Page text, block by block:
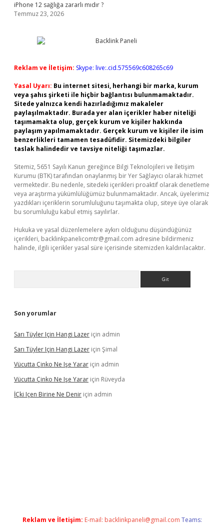
iPhone 12 sağlığa zararlı mıdır ?
Temmuz 23, 2026
Reklam ve İletişim: Skype: live:.cid.575569c608265c69
Yasal Uyarı: Bu internet sitesi, herhangi bir marka, kurum
veya şahıs şirketi ile hiçbir bağlantısı bulunmamaktadır.
Sitede yalnızca kendi hazırladığımız makaleler
paylaşılmaktadır. Burada yer alan içerikler haber niteliği
taşımamakta olup, gerçek kurum ve kişiler hakkında
paylaşım yapılmamaktadır. Gerçek kurum ve kişiler ile isim
benzerlikleri tamamen tesadüfidir. Sitemizdeki bilgiler
taslak halindedir ve tavsiye niteliği taşımazlar.
Sitemiz, 5651 Sayılı Kanun gereğince Bilgi Teknolojileri ve İletişim
Kurumu (BTK) tarafından onaylanmış bir Yer Sağlayıcı olarak hizmet
vermektedir. Bu nedenle, sitedeki içerikleri proaktif olarak denetleme
veya araştırma yükümlülüğümüz bulunmamaktadır. Ancak, üyelerimiz
yazdıkları içeriklerin sorumluluğunu taşımakta olup, siteye üye olarak
bu sorumluluğu kabul etmiş sayılırlar.
Hukuka ve yasal düzenlemelere aykırı olduğunu düşündüğünüz
içerikleri, backlinkpanelicomtr@gmail.com adresine bildirmeniz
halinde, ilgili içerikler yasal süre içerisinde sitemizden kaldırılacaktır.
Son yorumlar
Sarı Tüyler Için Hangi Lazer için admin
Sarı Tüyler Için Hangi Lazer için Şimal
Vücutta Çinko Ne Işe Yarar için admin
Vücutta Çinko Ne Işe Yarar için Rüveyda
İÇki Içen Birine Ne Denir için admin
Reklam ve İletişim: E-mail: backlinkpaneli@gmail.com Teams: